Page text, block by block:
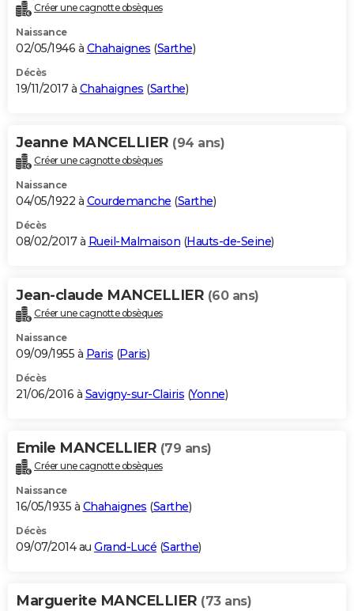
Créer une cagnotte obsèques
Naissance
02/05/1946 à Chahaignes (Sarthe)
Décès
19/11/2017 à Chahaignes (Sarthe)
Jeanne MANCELLIER (94 ans)
Créer une cagnotte obsèques
Naissance
04/05/1922 à Courdemanche (Sarthe)
Décès
08/02/2017 à Rueil-Malmaison (Hauts-de-Seine)
Jean-claude MANCELLIER (60 ans)
Créer une cagnotte obsèques
Naissance
09/09/1955 à Paris (Paris)
Décès
21/06/2016 à Savigny-sur-Clairis (Yonne)
Emile MANCELLIER (79 ans)
Créer une cagnotte obsèques
Naissance
16/05/1935 à Chahaignes (Sarthe)
Décès
09/07/2014 au Grand-Lucé (Sarthe)
Marguerite MANCELLIER (73 ans)